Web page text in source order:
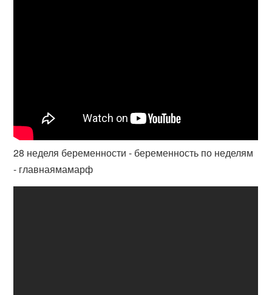
28 неделя беременности - беременность по неделям
- главнаямамарф